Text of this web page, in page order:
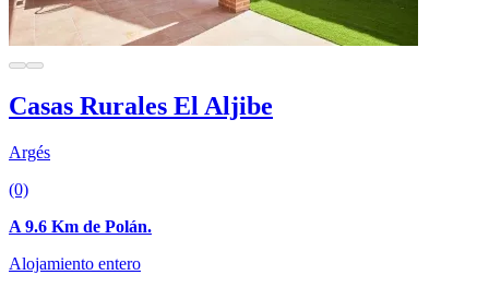
Casas Rurales El Aljibe
Argés
(0)
A 9.6 Km de Polán.
Alojamiento entero